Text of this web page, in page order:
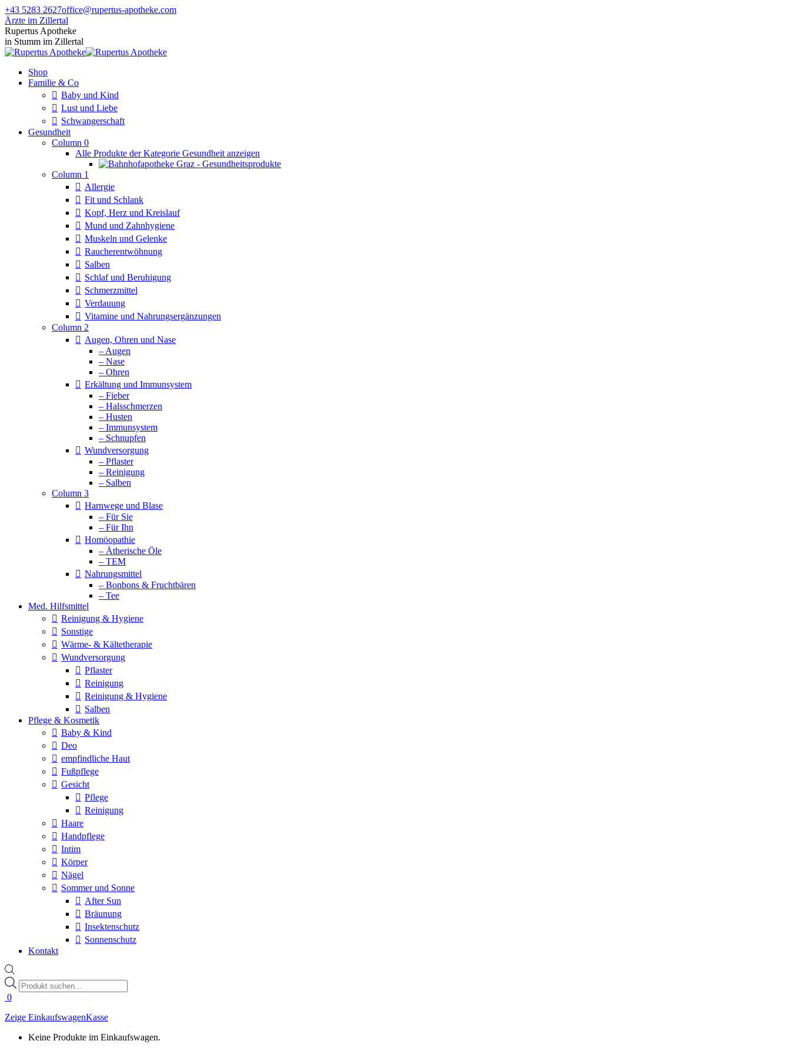
Zum
Inhalt
springen
+43 5283 2627office@rupertus-apotheke.com
Ärzte im Zillertal
Facebook
page
opens
new
window
Instagram
page
opens
new
window
Rupertus Apotheke
in Stumm im Zillertal
Shop
Familie & Co
Baby und Kind
Lust und Liebe
Schwangerschaft
Gesundheit
Column 0
Alle Produkte der Kategorie Gesundheit anzeigen
Column 1
Allergie
Fit und Schlank
Kopf, Herz und Kreislauf
Mund und Zahnhygiene
Muskeln und Gelenke
Raucherentwöhnung
Salben
Schlaf und Beruhigung
Schmerzmittel
Verdauung
Vitamine und Nahrungsergänzungen
Column 2
Augen, Ohren und Nase
– Augen
– Nase
– Ohren
Erkältung und Immunsystem
– Fieber
– Halsschmerzen
– Husten
– Immunsystem
– Schnupfen
Wundversorgung
– Pflaster
– Reinigung
– Salben
Column 3
Harnwege und Blase
– Für Sie
– Für Ihn
Homöopathie
– Ätherische Öle
– TEM
Nahrungsmittel
– Bonbons & Fruchtbären
– Tee
Med. Hilfsmittel
Reinigung & Hygiene
Sonstige
Wärme- & Kältetherapie
Wundversorgung
Pflaster
Reinigung
Reinigung & Hygiene
Salben
Pflege & Kosmetik
Baby & Kind
Deo
empfindliche Haut
Fußpflege
Gesicht
Pflege
Reinigung
Haare
Handpflege
Intim
Körper
Nägel
Sommer und Sonne
After Sun
Bräunung
Insektenschutz
Sonnenschutz
Kontakt
Products
search
0
Zeige EinkaufswagenKasse
Keine Produkte im Einkaufswagen.